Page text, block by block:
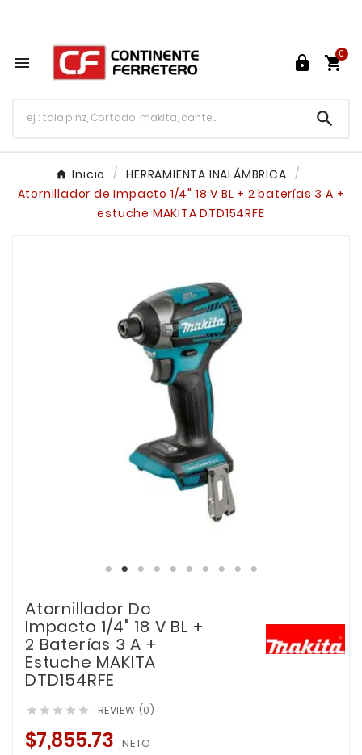
  
0

Inicio
HERRAMIENTA INALÁMBRICA
Atornillador de Impacto 1/4" 18 V BL + 2 baterías 3 A +
estuche MAKITA DTD154RFE
Atornillador De
Impacto 1/4" 18 V BL +
2 Baterías 3 A +
Estuche MAKITA
DTD154RFE
     REVIEW (0)
$7,855.73 NETO